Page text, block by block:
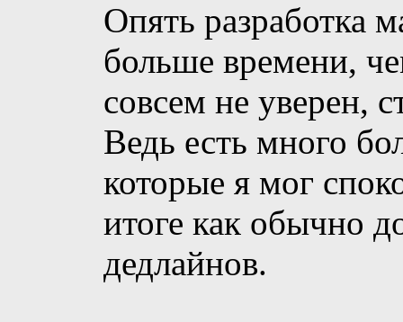
Опять разработка
больше времени,
совсем не уверен,
Ведь есть много
которые я мог
итоге как обычно
дедлайнов.